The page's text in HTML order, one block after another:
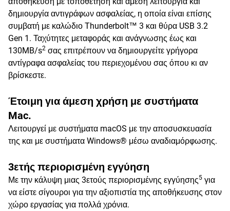
δημιουργία αντιγράφων ασφαλείας, η οποία είναι επίσης
συμβατή με καλώδιο Thunderbolt™ 3 και θύρα USB 3.2
Gen 1. Ταχύτητες μεταφοράς και ανάγνωσης έως και
130MB/s2 σας επιτρέπουν να δημιουργείτε γρήγορα
αντίγραφα ασφαλείας του περιεχομένου σας όπου κι αν
βρίσκεστε.
Έτοιμη για άμεση χρήση με συστήματα
Mac.
Λειτουργεί με συστήματα macOS με την αποσυσκευασία
της και με συστήματα Windows® μέσω αναδιαμόρφωσης.
3ετής περιορισμένη εγγύηση
Με την κάλυψη μιας 3ετούς περιορισμένης εγγύησης5 για
να είστε σίγουροι για την αξιοπιστία της αποθήκευσης στον
χώρο εργασίας για πολλά χρόνια.